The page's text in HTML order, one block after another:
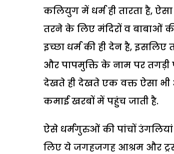
कलियुग में धर्म ही तारता है,
तरने के लिए मंदिरों व बाबाओं
इच्छा धर्म की ही देन है,
और पापमुक्ति के नाम पर
देखते ही देखते एक वक्त ऐसा भी
कमाई खरबों में पहुंच जाती है.
ऐसे धर्मगुरुओं की पांचों उंगलियां
लिए ये जगहजगह आश्रम और